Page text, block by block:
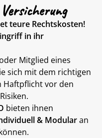
teure Rechtskosten!
in ihr
Mitglied eines
sich mit dem richtigen
Haftpflicht vor den
bieten ihnen
& Modularan